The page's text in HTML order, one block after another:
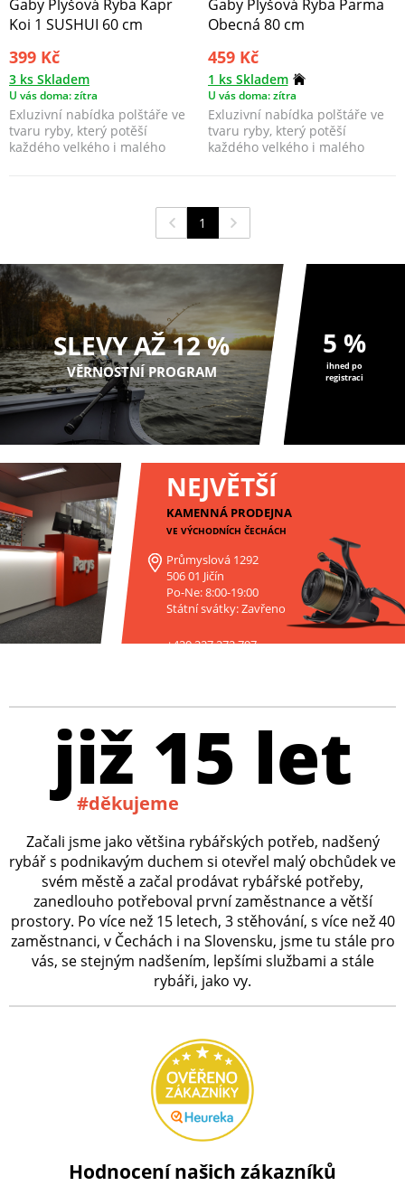
Gaby Plyšová Ryba Kapr
Koi 1 SUSHUI 60 cm
399 Kč
3 ks Skladem
U vás doma: zítra
Exluzivní nabídka polštáře ve
tvaru ryby, který potěší
každého velkého i malého
Gaby Plyšová Ryba Parma
Obecná 80 cm
459 Kč
1 ks Skladem
U vás doma: zítra
Exluzivní nabídka polštáře ve
tvaru ryby, který potěší
každého velkého i malého
1
SLEVY AŽ 12 %
VĚRNOSTNÍ PROGRAM
5 %
ihned po
registraci
NEJVĚTŠÍ
KAMENNÁ PRODEJNA
VE VÝCHODNÍCH ČECHÁCH
Průmyslová 1292
506 01 Jičín
Po-Ne: 8:00-19:00
Státní svátky: Zavřeno
+420 227 272 797
již 15 let
#děkujeme
Začali jsme jako většina rybářských potřeb, nadšený
rybář s podnikavým duchem si otevřel malý obchůdek ve
svém městě a začal prodávat rybářské potřeby,
zanedlouho potřeboval první zaměstnance a větší
prostory. Po více než 15 letech, 3 stěhování, s více než 40
zaměstnanci, v Čechách i na Slovensku, jsme tu stále pro
vás, se stejným nadšením, lepšími službami a stále
rybáři, jako vy.
Hodnocení našich zákazníků